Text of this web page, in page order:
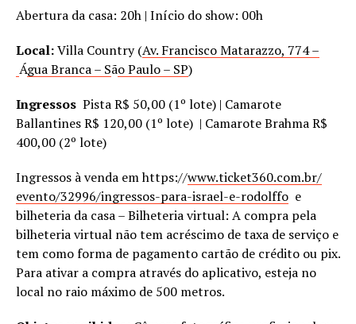
Abertura da casa: 20h | Início do show: 00h
Local:Villa Country (Av. Francisco Matarazzo, 774 –
Água Branca – São Paulo – SP)
Ingressos Pista R$ 50,00 (1º lote) | Camarote
Ballantines R$ 120,00 (1º lote) | Camarote Brahma R$
400,00 (2º lote)
Ingressos à venda em https://www.ticket360.com.br/
evento/32996/ingressos-para-israel-e-rodolffo e
bilheteria da casa – Bilheteria virtual: A compra pela
bilheteria virtual não tem acréscimo de taxa de serviço e
tem como forma de pagamento cartão de crédito ou pix.
Para ativar a compra através do aplicativo, esteja no
local no raio máximo de 500 metros.